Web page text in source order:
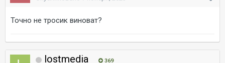
Точно не тросик виноват?
lostmedia 369